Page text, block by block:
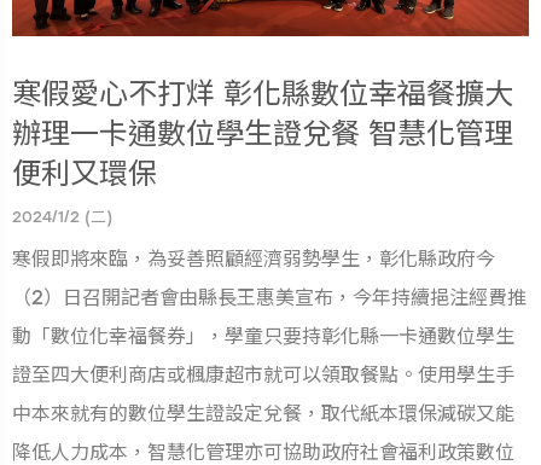
寒假愛心不打烊 彰化縣數位幸福餐擴大
辦理一卡通數位學生證兌餐 智慧化管理
便利又環保
2024/1/2 (二)
寒假即將來臨，為妥善照顧經濟弱勢學生，彰化縣政府今
（2）日召開記者會由縣長王惠美宣布，今年持續挹注經費推
動「數位化幸福餐券」，學童只要持彰化縣一卡通數位學生
證至四大便利商店或楓康超市就可以領取餐點。使用學生手
中本來就有的數位學生證設定兌餐，取代紙本環保減碳又能
降低人力成本，智慧化管理亦可協助政府社會福利政策數位